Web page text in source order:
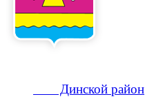
Динской район